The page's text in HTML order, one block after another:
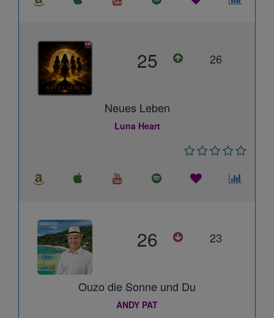
25 26
Neues Leben
Luna Heart
26 23
Ouzo die Sonne und Du
ANDY PAT